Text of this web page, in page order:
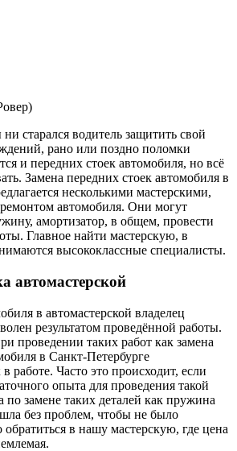
старался водитель защитить свой
рано или поздно поломки
и передних стоек автомобиля, но всё
Замена передних стоек автомобиля в
несколькими мастерскими,
автомобиля. Они могут
амортизатор, в общем, провести
Главное найти мастерскую, в
высококлассные специалисты.
автомастерской
в автомастерской владелец
результатом проведённой работы.
проведении таких работ как замена
в Санкт-Петербурге
работе. Часто это происходит, если
опыта для проведения такой
по замене таких деталей как пружина
без проблем, чтобы не было
обратиться в нашу мастерскую, где цена